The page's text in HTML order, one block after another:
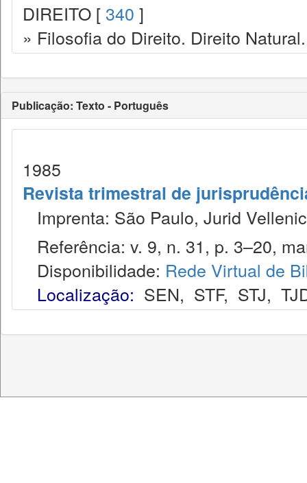
DIREITO [ 340 ]
» Filosofia do Direito. Direito
Publicação: Texto - Português
1985
Revista trimestral de
Imprenta: São Paulo, Jurid
Referência: v. 9, n. 31, p. 3–20,
Disponibilidade: Rede Virtual de
Localização: SEN, STF, STJ,